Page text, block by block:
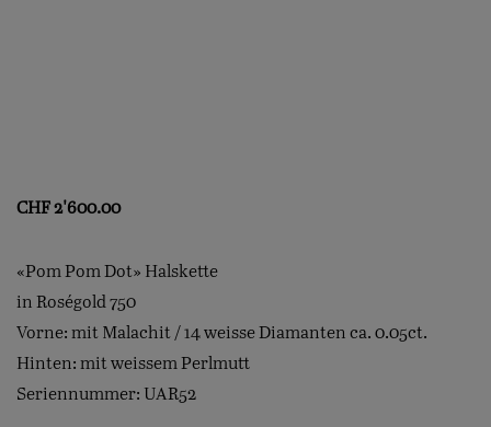
CHF2'600.00
«Pom Pom Dot» Halskette
in Roségold 750
Vorne: mit Malachit / 14 weisse Diamanten ca. 0.05ct.
Hinten: mit weissem Perlmutt
Seriennummer: UAR52